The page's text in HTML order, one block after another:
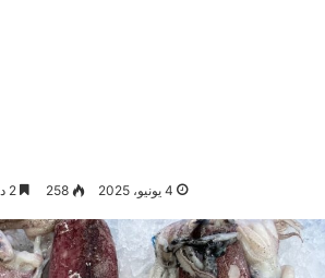
4 يونيو، 2025 258 2 دقائق